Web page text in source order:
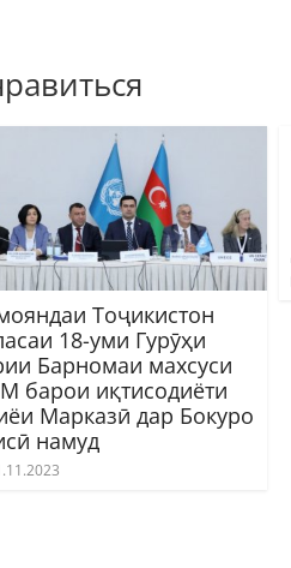
Тоҷикистон
18-уми Гурӯҳи
Барномаи махсуси
барои иқтисодиёти
Марказӣ дар Бокуро
намуд